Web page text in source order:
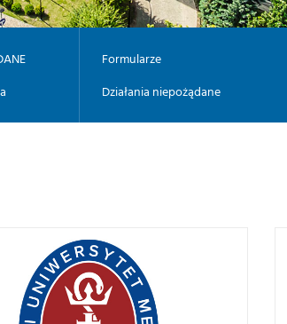
Formularze
Działania niepożądane